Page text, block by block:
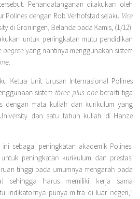
Penandatanganan dilakukan oleh
Polines dengan Rob Verhofstad selaku Vice
di Groningen, Belanda pada Kamis, (1/12).
untuk peningkatan mutu pendidikan
degree yang nantinya menggunakan sistem
.
Ketua Unit Urusan Internasional Polines
sistem three plus oneberarti tiga
dengan mata kuliah dan kurikulum yang
dan satu tahun kuliah di Hanze
sebagai peningkatan akademik Polines.
peningkatan kurikulum dan prestasi
tinggi pada umumnya mengarah pada
sehingga harus memiliki kerja sama
indikatornya punya mitra di luar negeri,”